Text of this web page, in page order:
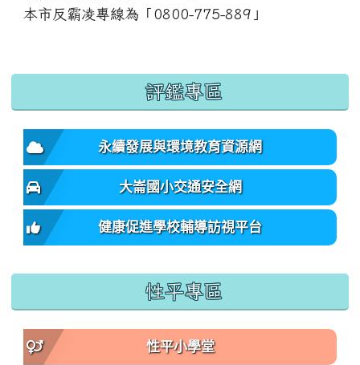
本市反霸凌專線為「0800-775-889」
:::
評鑑專區
永續發展與環境教育資源網
大崙國小交通安全網
健康促進學校輔導訪視平台
性平專區
性平小學堂